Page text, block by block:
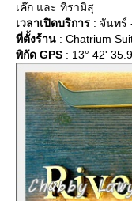
เค๊ก และ ทีรามิสุ
เวลาเปิดบริการ : จันทร์
ที่ตั้งร้าน : Chatrium
พิกัด GPS : 13° 42'